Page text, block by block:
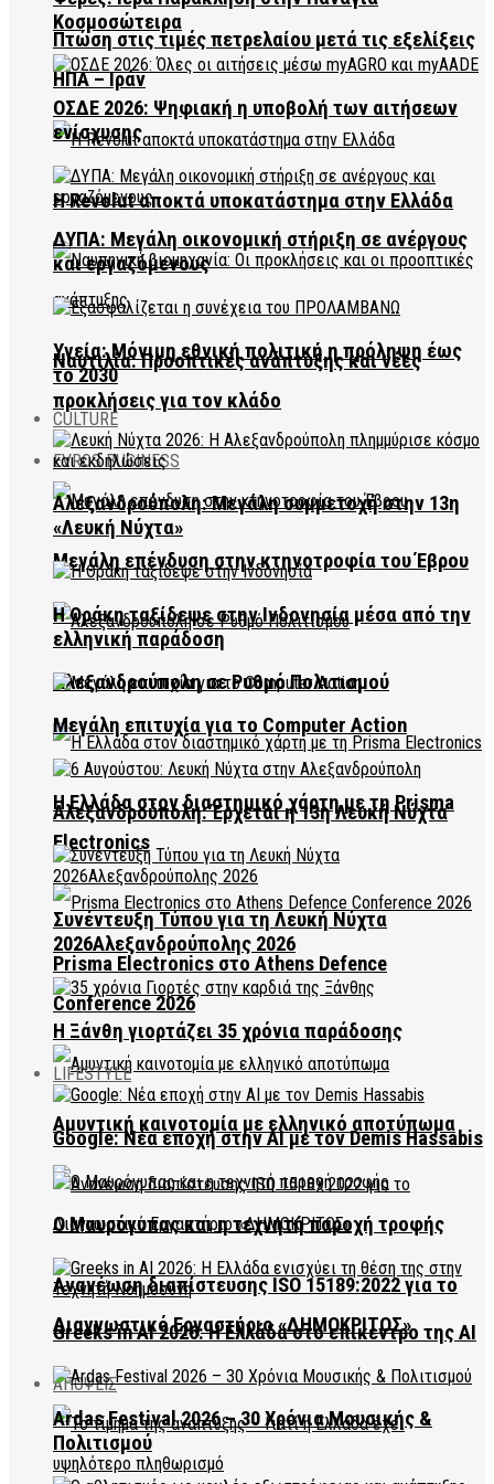
Πτώση στις τιμές πετρελαίου μετά τις εξελίξεις
ΗΠΑ – Ιράν
Η Revolut αποκτά υποκατάστημα στην Ελλάδα
Ναυτιλία: Προοπτικές ανάπτυξης και νέες
προκλήσεις για τον κλάδο
EVROS BUSINESS
Μεγάλη επένδυση στην κτηνοτροφία του Έβρου
Αλεξανδρούπολη σε Ρυθμό Πολιτισμού
Η Ελλάδα στον διαστημικό χάρτη με τη Prisma
Electronics
Prisma Electronics στο Athens Defence
Conference 2026
Αμυντική καινοτομία με ελληνικό αποτύπωμα
Ανανέωση διαπίστευσης ISO 15189:2022 για το
Διαγνωστικό Εργαστήριο «ΔΗΜΟΚΡΙΤΟΣ»
ΑΠΟΨΕΙΣ
Κοσμοσώτειρα
ΟΣΔΕ 2026: Ψηφιακή η υποβολή των αιτήσεων
ενίσχυσης
ΔΥΠΑ: Μεγάλη οικονομική στήριξη σε ανέργους
και εργαζόμενους
Υγεία: Μόνιμη εθνική πολιτική η πρόληψη έως
το 2030
CULTURE
Αλεξανδρούπολη: Μεγάλη συμμετοχή στην 13η
«Λευκή Νύχτα»
Η Θράκη ταξίδεψε στην Ινδονησία μέσα από την
ελληνική παράδοση
Μεγάλη επιτυχία για το Computer Action
Αλεξανδρούπολη: Έρχεται η 13η Λευκή Νύχτα
Συνέντευξη Τύπου για τη Λευκή Νύχτα
2026Αλεξανδρούπολης 2026
Η Ξάνθη γιορτάζει 35 χρόνια παράδοσης
LIFESTYLE
Google: Νέα εποχή στην AI με τον Demis Hassabis
Ο Μαυρόγυπας και η τεχνητή παροχή τροφής
Greeks in AI 2026: Η Ελλάδα στο επίκεντρο της AI
Ardas Festival 2026 – 30 Χρόνια Μουσικής &
Πολιτισμού